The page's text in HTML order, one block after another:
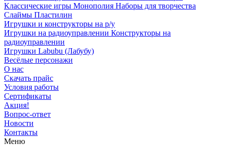
Классические игры Монополия Наборы для творчества
Слаймы Пластилин
Игрушки и конструкторы на р/у
Игрушки на радиоуправлении Конструкторы на
радиоуправлении
Игрушки Labubu (Лабубу)
Весёлые персонажи
О нас
Скачать прайс
Условия работы
Сертификаты
Акция!
Вопрос-ответ
Новости
Контакты
Меню